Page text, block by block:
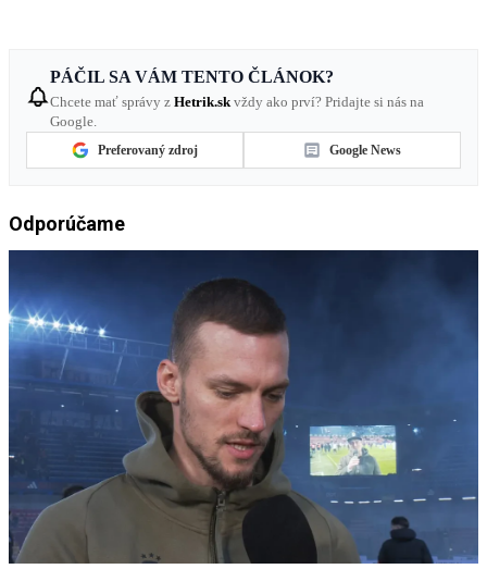
PÁČIL SA VÁM TENTO ČLÁNOK?
Chcete mať správy z Hetrik.skvždy ako prví? Pridajte si nás na
Google.
Preferovaný zdroj Google News
Odporúčame